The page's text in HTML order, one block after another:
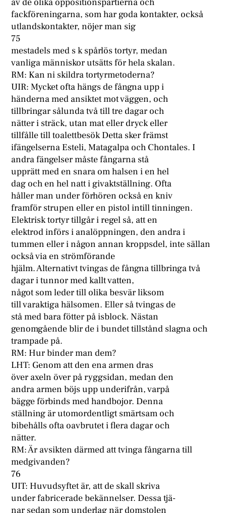
av de olika oppositionspartierna och
fackföreningarna, som har goda kontakter, också
utlandskontakter, nöjer man sig
75
mestadels med s k spårlös tortyr, medan
vanliga människor utsätts för hela skalan.
RM: Kan ni skildra tortyrmetoderna?
UIR: Mycket ofta hängs de fångna upp i
händerna med ansiktet mot väggen, och
tillbringar sålunda två till tre dagar och
nätter i sträck, utan mat eller dryck eller
tillfålle till toalettbesök Detta sker främst
ifängelserna Esteli, Matagalpa och Chontales. I
andra fängelser måste fångarna stå
upprätt med en snara om halsen i en hel
dag och en hel natt i givaktställning. Ofta
håller man under förhören också en kniv
framför strupen eller en pistol intill tinningen.
Elektrisk tortyr tillgår i regel så, att en
elektrod införs i analöppningen, den andra i
tummen eller i någon annan kroppsdel, inte sällan
också via en strömförande
hjälm. Alternativt tvingas de fångna tillbringa två
dagar i tunnor med kallt vatten,
något som leder till olika besvär liksom
till varaktiga hälsomen. Eller så tvingas de
stå med bara fötter på isblock. Nästan
genomgående blir de i bundet tillstånd slagna och
trampade på.
RM: Hur binder man dem?
LHT: Genom att den ena armen dras
över axeln över på ryggsidan, medan den
andra armen böjs upp underifrån, varpå
bägge förbinds med handbojor. Denna
ställning är utomordentligt smärtsam och
bibehålls ofta oavbrutet i flera dagar och
nätter.
RM: Är avsikten därmed att tvinga fångarna till
medgivanden?
76
UIT: Huvudsyftet är, att de skall skriva
under fabricerade bekännelser. Dessa tjä-
nar sedan som underlag när domstolen